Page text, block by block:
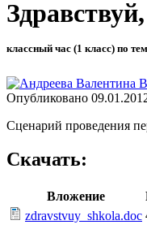
классный час (1 класс) по
Опубликовано
Сценарий проведения
Скачать:
Вложение
zdravstvuy_shkola.doc